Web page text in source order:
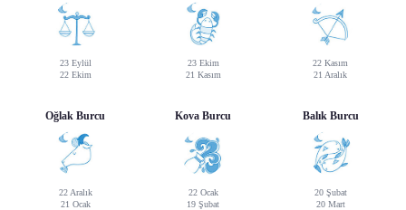
23 Eylül
22 Ekim
23 Ekim
21 Kasım
22 Kasım
21 Aralık
Oğlak Burcu
22 Aralık
21 Ocak
Kova Burcu
22 Ocak
19 Şubat
Balık Burcu
20 Şubat
20 Mart